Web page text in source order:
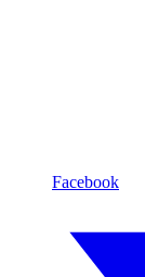
Facebook